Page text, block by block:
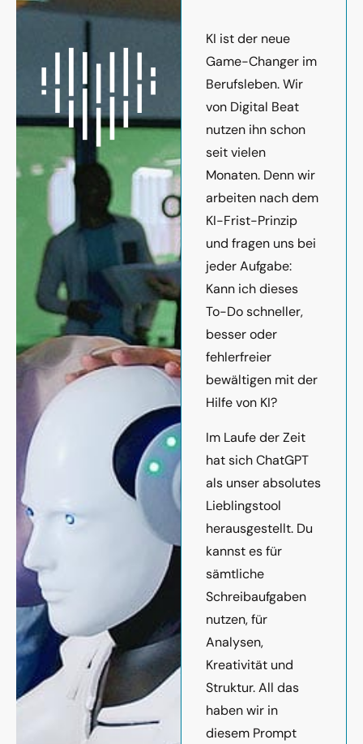
KI ist der neue
Game-Changer im
Berufsleben. Wir
von Digital Beat
nutzen ihn schon
seit vielen
Monaten. Denn wir
arbeiten nach dem
KI-Frist-Prinzip
und fragen uns bei
jeder Aufgabe:
Kann ich dieses
To-Do schneller,
besser oder
fehlerfreier
bewältigen mit der
Hilfe von KI?
Im Laufe der Zeit
hat sich ChatGPT
als unser absolutes
Lieblingstool
herausgestellt. Du
kannst es für
sämtliche
Schreibaufgaben
nutzen, für
Analysen,
Kreativität und
Struktur. All das
haben wir in
diesem Prompt